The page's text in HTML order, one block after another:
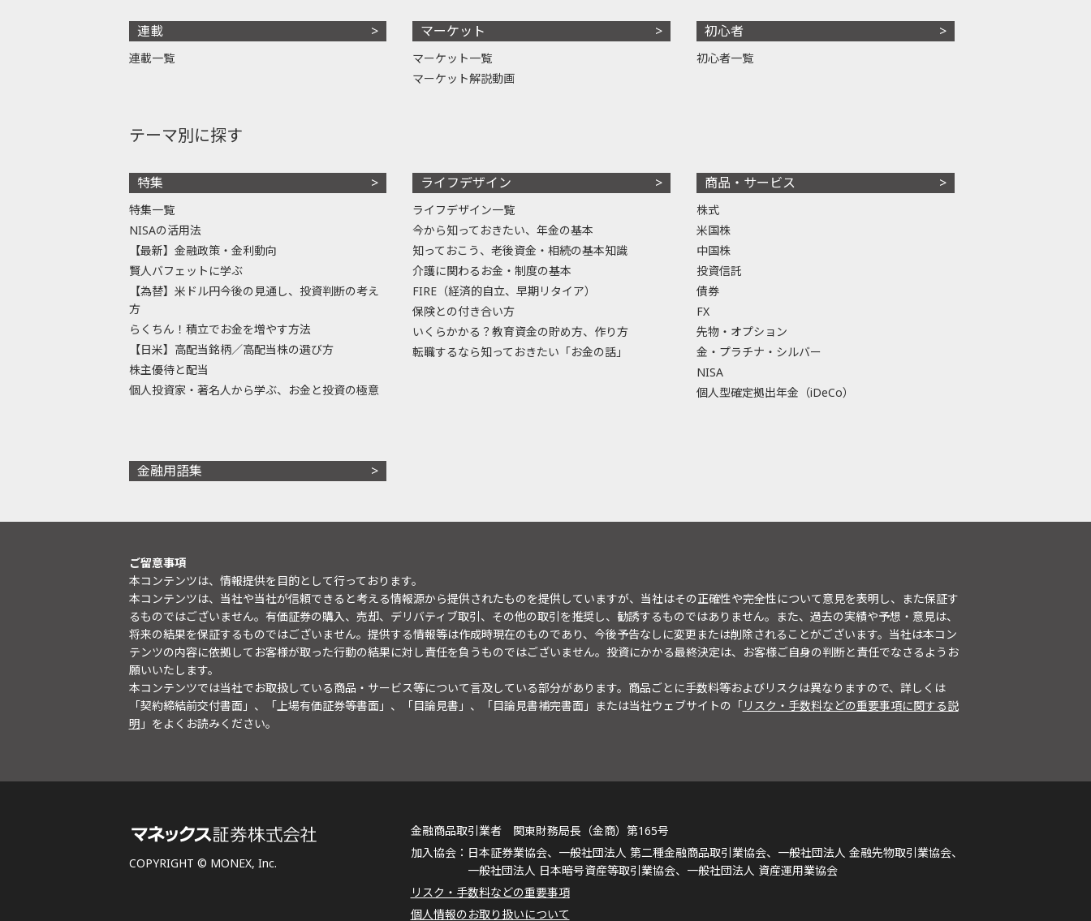
連載
連載一覧
マーケット
マーケット一覧
マーケット解説動画
初心者
初心者一覧
テーマ別に探す
特集
特集一覧
NISAの活用法
【最新】金融政策・金利動向
賢人バフェットに学ぶ
【為替】米ドル円今後の見通し、投資判断の考え
方
らくちん！積立でお金を増やす方法
【日米】高配当銘柄／高配当株の選び方
株主優待と配当
個人投資家・著名人から学ぶ、お金と投資の極意
ライフデザイン
ライフデザイン一覧
今から知っておきたい、年金の基本
知っておこう、老後資金・相続の基本知識
介護に関わるお金・制度の基本
FIRE（経済的自立、早期リタイア）
保険との付き合い方
いくらかかる？教育資金の貯め方、作り方
転職するなら知っておきたい「お金の話」
商品・サービス
株式
米国株
中国株
投資信託
債券
FX
先物・オプション
金・プラチナ・シルバー
NISA
個人型確定拠出年金（iDeCo）
金融用語集
ご留意事項
本コンテンツは、情報提供を目的として行っております。
本コンテンツは、当社や当社が信頼できると考える情報源から提供されたものを提供していますが、当社はその正確性や完全性について意見を表明し、また保証す
るものではございません。有価証券の購入、売却、デリバティブ取引、その他の取引を推奨し、勧誘するものではありません。また、過去の実績や予想・意見は、
将来の結果を保証するものではございません。提供する情報等は作成時現在のものであり、今後予告なしに変更または削除されることがございます。当社は本コン
テンツの内容に依拠してお客様が取った行動の結果に対し責任を負うものではございません。投資にかかる最終決定は、お客様ご自身の判断と責任でなさるようお
願いいたします。
本コンテンツでは当社でお取扱している商品・サービス等について言及している部分があります。商品ごとに手数料等およびリスクは異なりますので、詳しくは
「契約締結前交付書面」、「上場有価証券等書面」、「目論見書」、「目論見書補完書面」または当社ウェブサイトの「リスク・手数料などの重要事項に関する説
明 」をよくお読みください。
COPYRIGHT © MONEX, Inc.
金融商品取引業者 関東財務局長（金商）第165号
日本証券業協会、一般社団法人 第二種金融商品取引業協会、一般社団法人 金融先物取引業協会、
一般社団法人 日本暗号資産等取引業協会、一般社団法人 資産運用業協会
リスク・手数料などの重要事項
個人情報のお取り扱いについて